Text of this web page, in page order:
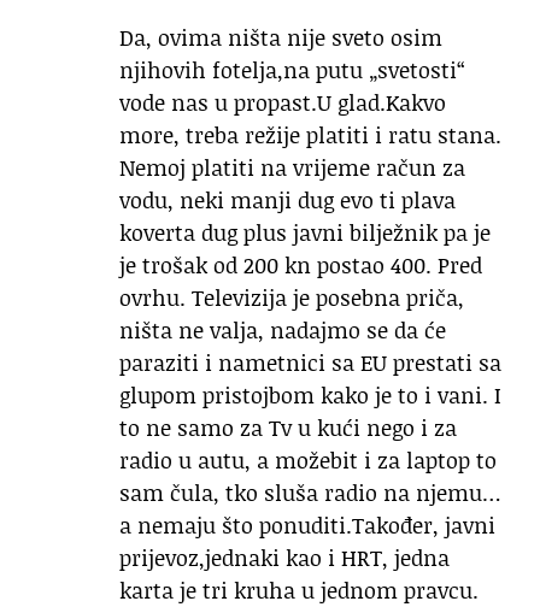
Da, ovima ništa nije sveto osim
njihovih fotelja,na putu „svetosti“
vode nas u propast.U glad.Kakvo
more, treba režije platiti i ratu stana.
Nemoj platiti na vrijeme račun za
vodu, neki manji dug evo ti plava
koverta dug plus javni bilježnik pa je
je trošak od 200 kn postao 400. Pred
ovrhu. Televizija je posebna priča,
ništa ne valja, nadajmo se da će
paraziti i nametnici sa EU prestati sa
glupom pristojbom kako je to i vani. I
to ne samo za Tv u kući nego i za
radio u autu, a možebit i za laptop to
sam čula, tko sluša radio na njemu…
a nemaju što ponuditi.Također, javni
prijevoz,jednaki kao i HRT, jedna
karta je tri kruha u jednom pravcu.